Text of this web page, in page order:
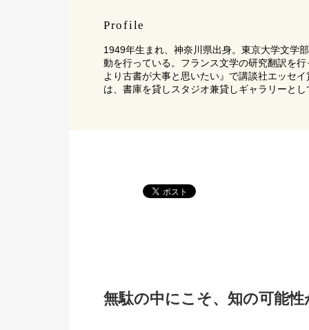
Profile
1949年生まれ、神奈川県出身。東京大学文学
動を行っている。フランス文学の研究翻訳を
より古書が大事と思いたい』で講談社エッセ
は、書庫を貸しスタジオ兼貸しギャラリーと
無駄の中にこそ、知の可能